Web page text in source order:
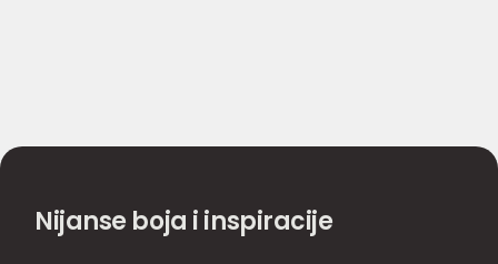
Nijanse boja i inspiracije